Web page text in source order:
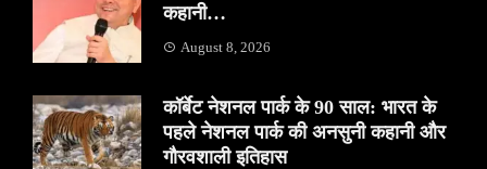
कहानी…
August 8, 2026
कॉर्बेट नेशनल पार्क के 90 साल: भारत के
पहले नेशनल पार्क की अनसुनी कहानी और
गौरवशाली इतिहास